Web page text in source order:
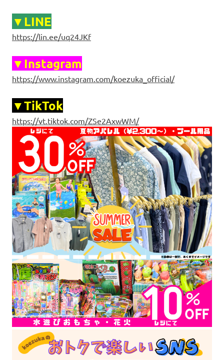
▼LINE
https://lin.ee/uq24JKf
▼Instagram
https://www.instagram.com/koezuka_official/
▼TikTok
https://vt.tiktok.com/ZSe2AxwWM/